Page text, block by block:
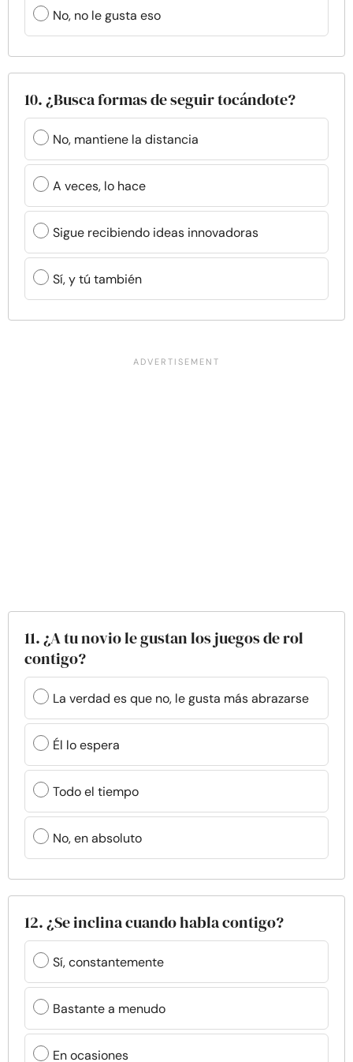
No, no le gusta eso
10. ¿Busca formas de seguir tocándote?
No, mantiene la distancia
A veces, lo hace
Sigue recibiendo ideas innovadoras
Sí, y tú también
11. ¿A tu novio le gustan los juegos de rol
contigo?
La verdad es que no, le gusta más abrazarse
Él lo espera
Todo el tiempo
No, en absoluto
12. ¿Se inclina cuando habla contigo?
Sí, constantemente
Bastante a menudo
En ocasiones